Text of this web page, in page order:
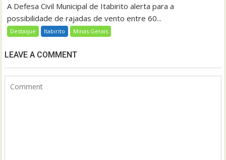
A Defesa Civil Municipal de Itabirito alerta para a
possibilidade de rajadas de vento entre 60...
Destaque Itabirito Minas Gerais
LEAVE A COMMENT